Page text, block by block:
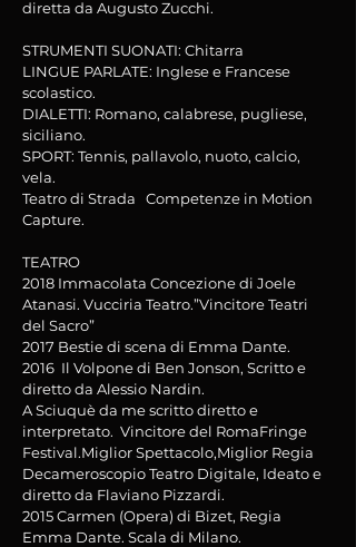
diretta da Augusto Zucchi.
STRUMENTI SUONATI: Chitarra
LINGUE PARLATE: Inglese e Francese
scolastico.
DIALETTI: Romano, calabrese, pugliese,
siciliano.
SPORT: Tennis, pallavolo, nuoto, calcio,
vela.
Teatro di Strada Competenze in Motion
Capture.
TEATRO
2018 Immacolata Concezione di Joele
Atanasi. Vucciria Teatro.”Vincitore Teatri
del Sacro”
2017 Bestie di scena di Emma Dante.
2016 Il Volpone di Ben Jonson, Scritto e
diretto da Alessio Nardin.
A Sciuquè da me scritto diretto e
interpretato. Vincitore del RomaFringe
Festival.Miglior Spettacolo,Miglior Regia
Decameroscopio Teatro Digitale, Ideato e
diretto da Flaviano Pizzardi.
2015 Carmen (Opera) di Bizet, Regia
Emma Dante. Scala di Milano.